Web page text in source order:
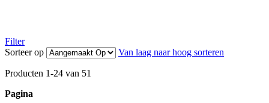
Filter
Sorteer op
Van laag naar hoog sorteren
Producten 1-24 van 51
Pagina